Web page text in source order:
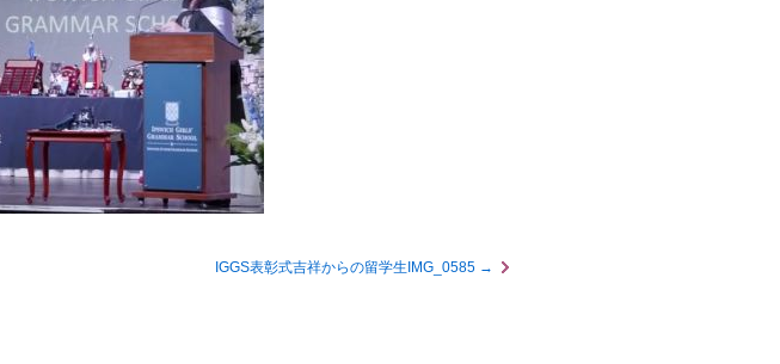
本校の姉妹校・友好校
募集要項
入試結果
入試問題
入試Q&A
IGGS表彰式吉祥からの留学生IMG_0585